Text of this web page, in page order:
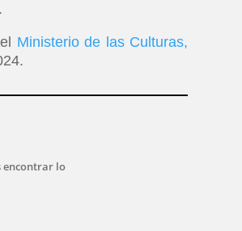
Ministerio de las Culturas,
encontrar lo